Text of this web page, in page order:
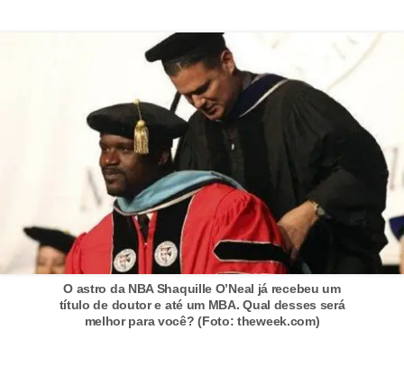
O astro da NBA Shaquille O’Neal já recebeu um
título de doutor e até um MBA. Qual desses será
melhor para você? (Foto: theweek.com)
r
o
d